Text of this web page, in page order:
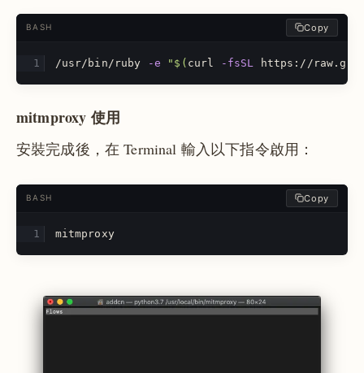
BASH Copy
/usr/bin/ruby -e " $( curl -fsSL https://
mitmproxy 使用
安裝完成後，在 Terminal 輸入以下指令啟用：
BASH Copy
mitmproxy